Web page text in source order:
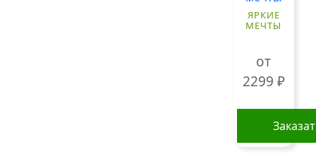
ЯРКИЕ
МЕЧТЫ
от
2299 ₽